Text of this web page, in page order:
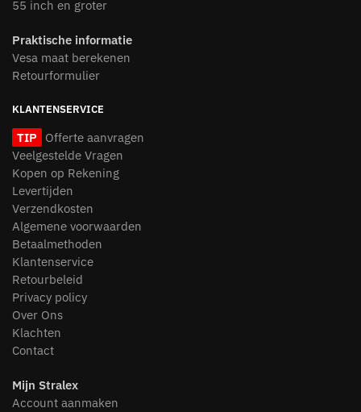
55 inch en groter
Praktische informatie
Vesa maat berekenen
Retourformulier
KLANTENSERVICE
TIP
Offerte aanvragen
Veelgestelde Vragen
Kopen op Rekening
Levertijden
Verzendkosten
Algemene voorwaarden
Betaalmethoden
Klantenservice
Retourbeleid
Privacy policy
Over Ons
Klachten
Contact
Mijn Stralex
Account aanmaken